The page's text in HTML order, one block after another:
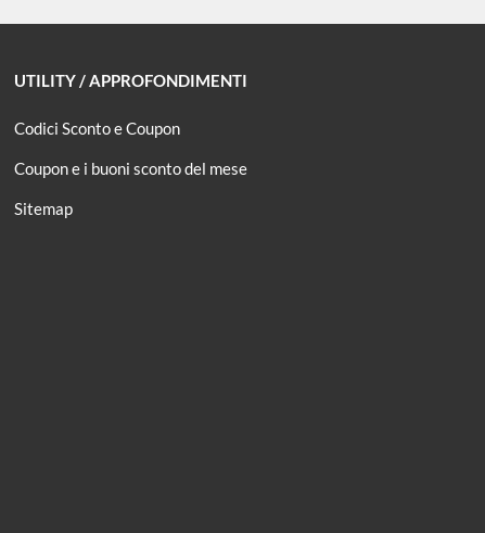
UTILITY / APPROFONDIMENTI
Codici Sconto e Coupon
Coupon e i buoni sconto del mese
Sitemap